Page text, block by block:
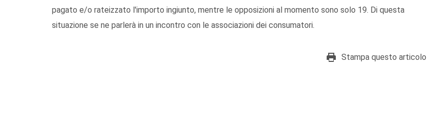
pagato e/o rateizzato l'importo ingiunto, mentre le opposizioni al momento sono solo 19. Di questa
situazione se ne parlerà in un incontro con le associazioni dei consumatori.
Stampa questo articolo